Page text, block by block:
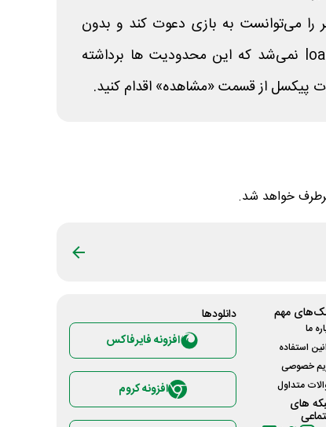
بتا هر اکانت فقط 10 نفر را می‌توانست به بازی دعوت کند و بدون
لینک معرف نیز بازی برای شما load نمی‌شد که این محدودیت ها برداشته
پیکسل از قسمت «مشاهده» اقدام کنید.
خواهد شد.
مهم
ما
استفاده
خصوصی
متداول
های
دانلود‌ها
افزونه فایرفاکس
افزونه کروم